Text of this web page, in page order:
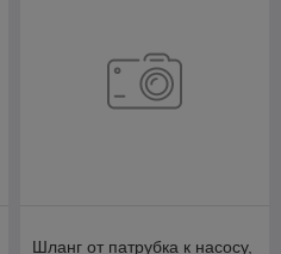
Шланг от патрубка к насосу,